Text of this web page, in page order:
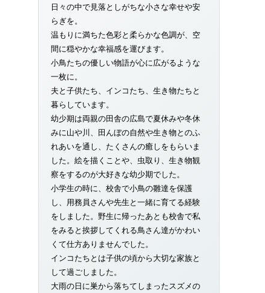
日々の中で見落としがちな小さな幸せや安
らぎを。
温もりに満ちた色彩と柔らかな色調が、空
間に穏やかな幸福感を運びます。
小鳥たちの優しい物語が心に広がるような
一枚に。
夫と子供たち、インコたち、生き物たちと
暮らしています。
幼少期は両親の田舎の広島で夏休みや冬休
みに山や川、田んぼの自然や生き物とのふ
れあいを通し、たくさんの癒しをもらいま
した。絵を描くことや、虫取り、生き物観
察をするのが大好きな幼少期でした。
小学生の時に、校舎で小鳥の雛達を保護
し、用務員さんや先生と一緒に育てる経験
をしました。野生に帰ったあとも校舎で私
をみると挨拶してくれる鳥さん達がかわい
くて仕方ありませんでした。
インコたちとは子供の頃から大切な家族と
して過ごしました。
大雨の日に巣から落ちてしまったスズメの